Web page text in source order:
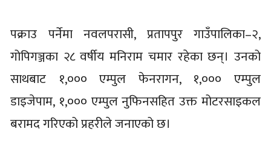
पक्राउ पर्नेमा नवलपरासी, प्रतापपुर गाउँपालिका–२,
गोपिगञ्जका २८ वर्षीय मनिराम चमार रहेका छन्। उनको
साथबाट १,००० एम्पुल फेनरागन, १,००० एम्पुल
डाइजेपाम, १,००० एम्पुल नुफिनसहित उक्त मोटरसाइकल
बरामद गरिएको प्रहरीले जनाएको छ।